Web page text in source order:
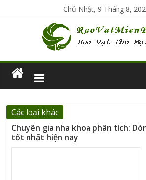
Chủ Nhật, 9 Tháng 8,
Các loại khác
Chuyên gia nha khoa phân tích:
tốt nhất hiện nay